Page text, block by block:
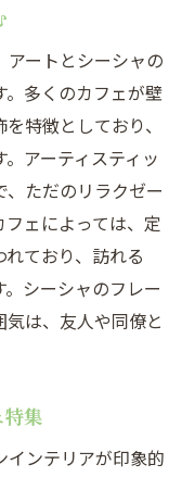
ートとシーシャの
多くのカフェが壁
特徴としており、
アーティスティッ
ただのリラクゼー
ェによっては、定
ており、訪れる
シーシャのフレー
は、友人や同僚と
特集
インテリアが印象的